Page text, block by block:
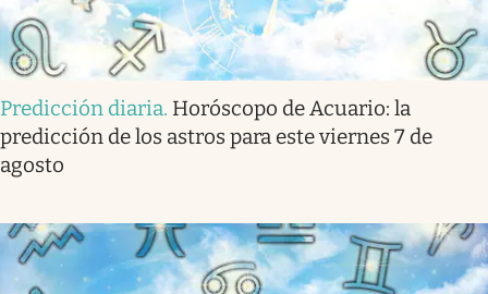
Predicción diaria. Horóscopo de Acuario: la
predicción de los astros para este viernes 7 de
agosto